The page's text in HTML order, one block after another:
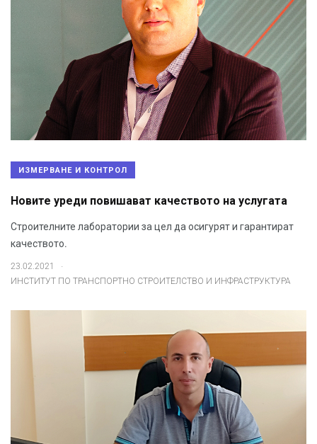
ИЗМЕРВАНЕ И КОНТРОЛ
Новите уреди повишават качеството на услугата
Строителните лаборатории за цел да осигурят и гарантират
качеството.
23.02.2021
ИНСТИТУТ ПО ТРАНСПОРТНО СТРОИТЕЛСТВО И ИНФРАСТРУКТУРА